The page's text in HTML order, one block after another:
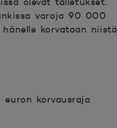
varoja 90 000
korvataan niistä
korvausraja